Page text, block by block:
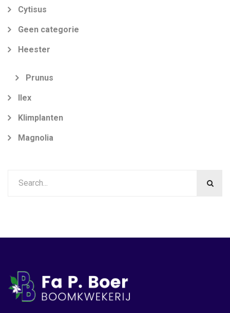
Cytisus
Geen categorie
Heester
Prunus
Ilex
Klimplanten
Magnolia